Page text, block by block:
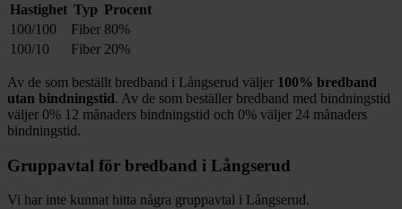
Hastighet Typ Procent
100/100
Fiber 80%
100/10
Fiber 20%
Av de som beställt bredband i Långserud väljer 100% bredband
utan bindningstid. Av de som beställer bredband med bindningstid
väljer 0% 12 månaders bindningstid och 0% väljer 24 månaders
bindningstid.
Gruppavtal för bredband i Långserud
Vi har inte kunnat hitta några gruppavtal i Långserud.